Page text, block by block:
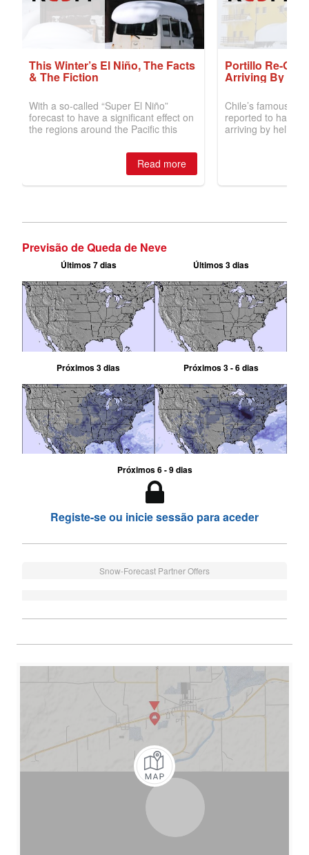
Previsão de Queda de Neve
Últimos 7 dias Últimos 3 dias
Próximos 3 dias Próximos 3 - 6 dias
Próximos 6 - 9 dias
Registe-se ou inicie sessão para aceder
Snow-Forecast Partner Offers